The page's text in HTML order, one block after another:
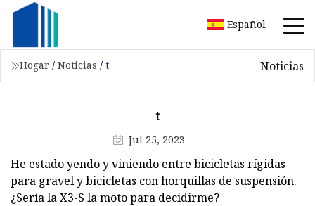
Español
Hogar / Noticias / t Noticias
t
Jul 25, 2023
He estado yendo y viniendo entre bicicletas rígidas
para gravel y bicicletas con horquillas de suspensión.
¿Sería la X3-S la moto para decidirme?